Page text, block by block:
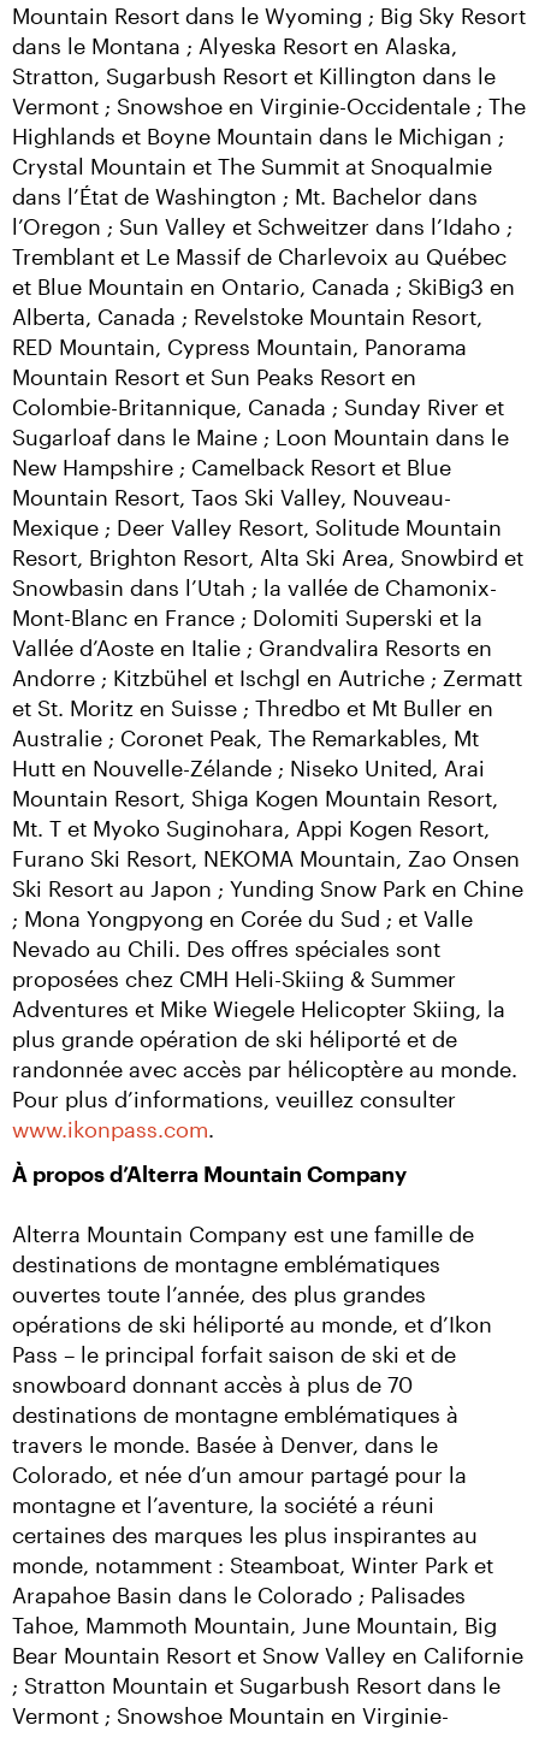
Mountain Resort dans le Wyoming ; Big Sky Resort
dans le Montana ; Alyeska Resort en Alaska,
Stratton, Sugarbush Resort et Killington dans le
Vermont ; Snowshoe en Virginie-Occidentale ; The
Highlands et Boyne Mountain dans le Michigan ;
Crystal Mountain et The Summit at Snoqualmie
dans l’État de Washington ; Mt. Bachelor dans
l’Oregon ; Sun Valley et Schweitzer dans l’Idaho ;
Tremblant et Le Massif de Charlevoix au Québec
et Blue Mountain en Ontario, Canada ; SkiBig3 en
Alberta, Canada ; Revelstoke Mountain Resort,
RED Mountain, Cypress Mountain, Panorama
Mountain Resort et Sun Peaks Resort en
Colombie-Britannique, Canada ; Sunday River et
Sugarloaf dans le Maine ; Loon Mountain dans le
New Hampshire ; Camelback Resort et Blue
Mountain Resort, Taos Ski Valley, Nouveau-
Mexique ; Deer Valley Resort, Solitude Mountain
Resort, Brighton Resort, Alta Ski Area, Snowbird et
Snowbasin dans l’Utah ; la vallée de Chamonix-
Mont-Blanc en France ; Dolomiti Superski et la
Vallée d’Aoste en Italie ; Grandvalira Resorts en
Andorre ; Kitzbühel et Ischgl en Autriche ; Zermatt
et St. Moritz en Suisse ; Thredbo et Mt Buller en
Australie ; Coronet Peak, The Remarkables, Mt
Hutt en Nouvelle-Zélande ; Niseko United, Arai
Mountain Resort, Shiga Kogen Mountain Resort,
Mt. T et Myoko Suginohara, Appi Kogen Resort,
Furano Ski Resort, NEKOMA Mountain, Zao Onsen
Ski Resort au Japon ; Yunding Snow Park en Chine
; Mona Yongpyong en Corée du Sud ; et Valle
Nevado au Chili. Des offres spéciales sont
proposées chez CMH Heli-Skiing & Summer
Adventures et Mike Wiegele Helicopter Skiing, la
plus grande opération de ski héliporté et de
randonnée avec accès par hélicoptère au monde.
www.ikonpass.com.
À propos d’Alterra Mountain Company
Alterra Mountain Company est une famille de
destinations de montagne emblématiques
ouvertes toute l’année, des plus grandes
opérations de ski héliporté au monde, et d’Ikon
Pass – le principal forfait saison de ski et de
snowboard donnant accès à plus de 70
destinations de montagne emblématiques à
travers le monde. Basée à Denver, dans le
Colorado, et née d’un amour partagé pour la
montagne et l’aventure, la société a réuni
certaines des marques les plus inspirantes au
monde, notamment : Steamboat, Winter Park et
Arapahoe Basin dans le Colorado ; Palisades
Tahoe, Mammoth Mountain, June Mountain, Big
Bear Mountain Resort et Snow Valley en Californie
; Stratton Mountain et Sugarbush Resort dans le
Vermont ; Snowshoe Mountain en Virginie-